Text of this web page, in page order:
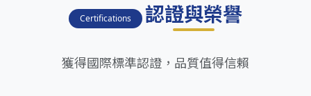
Certifications 認證與榮譽
獲得國際標準認證，品質值得信賴